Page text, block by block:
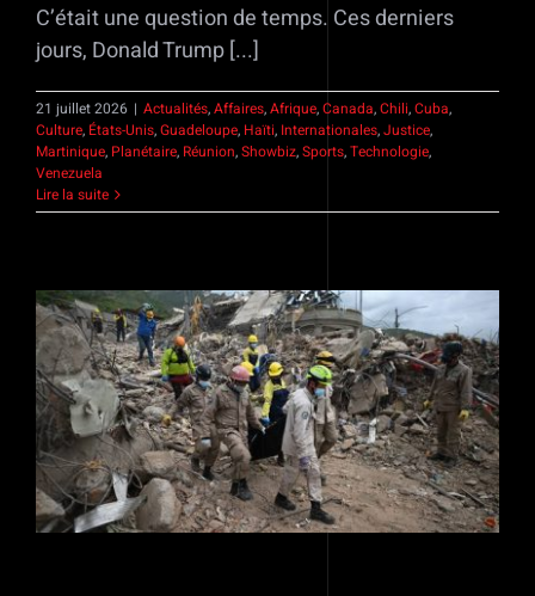
C’était une question de temps. Ces derniers
jours, Donald Trump [...]
21 juillet 2026 | Actualités,Affaires,Afrique,Canada,Chili,Cuba,
Culture, États-Unis,Guadeloupe, Haïti, Internationales,Justice,
Martinique, Planétaire, Réunion,Showbiz,Sports,Technologie,
Venezuela
Lire la suite